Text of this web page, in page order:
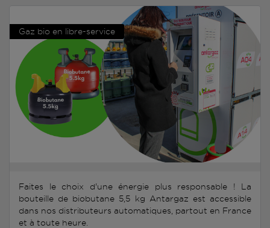
Gaz bio en libre-service
Faites le choix d'une énergie plus responsable ! La
bouteille de biobutane 5,5 kg Antargaz est accessible
dans nos distributeurs automatiques, partout en France
et à toute heure.